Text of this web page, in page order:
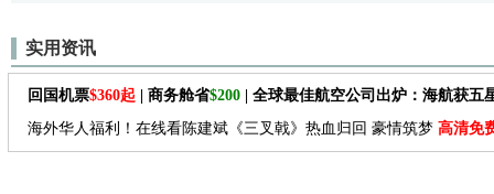
实用资讯
回国机票$360起 | 商务舱省$200 | 全球最佳航空公司出炉：海航获五
海外华人福利！在线看陈建斌《三叉戟》热血归回 豪情筑梦 高清免